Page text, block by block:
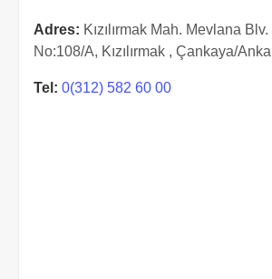
Adres: Kızılırmak Mah. Mevlana
No:108/A, Kızılırmak , Çankaya/
Tel: 0(312) 582 60 00